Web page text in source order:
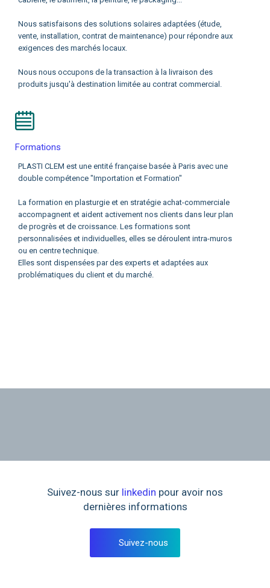
Nous satisfaisons des solutions solaires adaptées (étude,
vente, installation, contrat de maintenance) pour répondre aux
exigences des marchés locaux.
Nous nous occupons de la transaction à la livraison des
produits jusqu'à destination limitée au contrat commercial.
Formations
PLASTI CLEM est une entité française basée à Paris avec une
double compétence "Importation et Formation"
La formation en plasturgie et en stratégie achat-commerciale
accompagnent et aident activement nos clients dans leur plan
de progrès et de croissance. Les formations sont
personnalisées et individuelles, elles se déroulent intra-muros
ou en centre technique.
Elles sont dispensées par des experts et adaptées aux
problématiques du client et du marché.
Suivez-nous sur linkedin pour avoir nos
dernières informations
Suivez-nous